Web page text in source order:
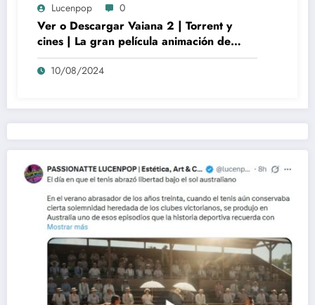
Lucenpop 0
Ver o Descargar Vaiana 2 | Torrent y
cines | La gran película animación de
culto Disney | *****
10/08/2024